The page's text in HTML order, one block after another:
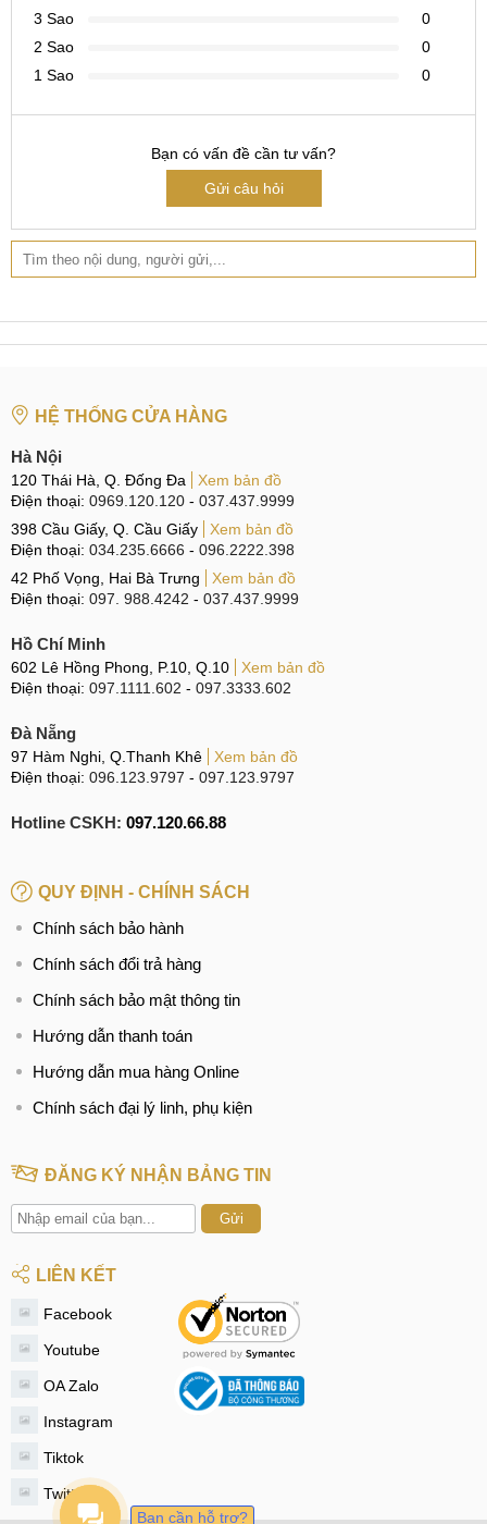
3 Sao
0
2 Sao
0
1 Sao
0
Bạn có vấn đề cần tư vấn?
Gửi câu hỏi
HỆ THỐNG CỬA HÀNG
Hà Nội
120 Thái Hà, Q. Đống Đa
Xem bản đồ
Điện thoại: 0969.120.120 - 037.437.9999
398 Cầu Giấy, Q. Cầu Giấy
Xem bản đồ
Điện thoại: 034.235.6666 - 096.2222.398
42 Phố Vọng, Hai Bà Trưng
Xem bản đồ
Điện thoại: 097. 988.4242 - 037.437.9999
Hồ Chí Minh
602 Lê Hồng Phong, P.10, Q.10
Xem bản đồ
Điện thoại: 097.1111.602 - 097.3333.602
Đà Nẵng
97 Hàm Nghi, Q.Thanh Khê
Xem bản đồ
Điện thoại: 096.123.9797 - 097.123.9797
Hotline CSKH: 097.120.66.88
QUY ĐỊNH - CHÍNH SÁCH
Chính sách bảo hành
Chính sách đổi trả hàng
Chính sách bảo mật thông tin
Hướng dẫn thanh toán
Hướng dẫn mua hàng Online
Chính sách đại lý linh, phụ kiện
ĐĂNG KÝ NHẬN BẢNG TIN
Gửi
LIÊN KẾT
Facebook
Youtube
OA Zalo
Instagram
Tiktok
Twitter
Bạn cần hỗ trợ?